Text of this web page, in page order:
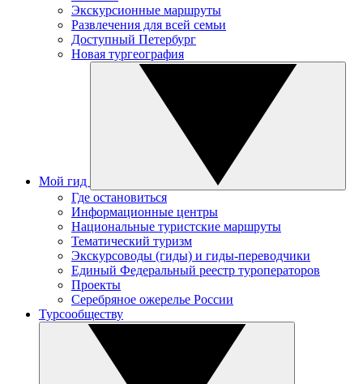
Экскурсионные маршруты
Развлечения для всей семьи
Доступный Петербург
Новая тургеография
Мой гид
Где остановиться
Информационные центры
Национальные туристские маршруты
Тематический туризм
Экскурсоводы (гиды) и гиды-переводчики
Единый Федеральный реестр туроператоров
Проекты
Серебряное ожерелье России
Турсообществу